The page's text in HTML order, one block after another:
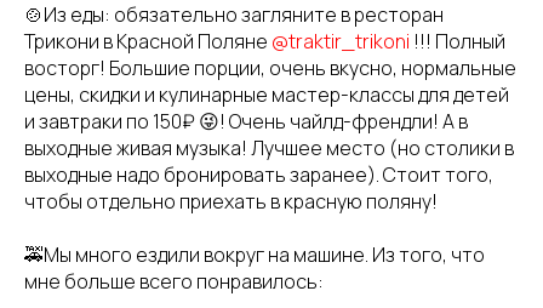
🍲Из еды: обязательно загляните в ресторан
Трикони в Красной Поляне @traktir_trikoni !!! Полный
восторг! Большие порции, очень вкусно, нормальные
цены, скидки и кулинарные мастер-классы для детей
и завтраки по 150₽ 😜! Очень чайлд-френдли! А в
выходные живая музыка! Лучшее место (но столики в
выходные надо бронировать заранее). Стоит того,
чтобы отдельно приехать в красную поляну!
🚕Мы много ездили вокруг на машине. Из того, что
мне больше всего понравилось: